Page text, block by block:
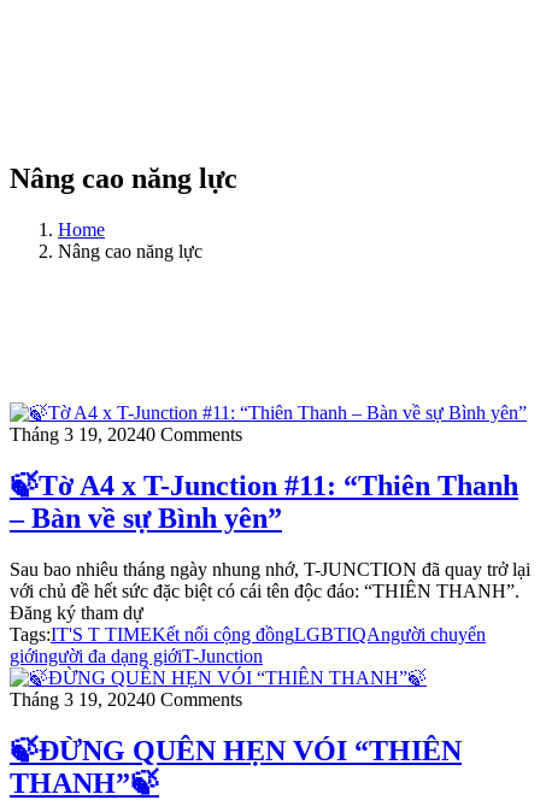
Nâng cao năng lực
Home
Nâng cao năng lực
Tháng 3 19, 20240 Comments
🍃Tờ A4 x T-Junction #11: “Thiên Thanh
– Bàn về sự Bình yên”
Sau bao nhiêu tháng ngày nhung nhớ, T-JUNCTION đã quay trở lại
với chủ đề hết sức đặc biệt có cái tên độc đáo: “THIÊN THANH”.
Đăng ký tham dự
Tags:IT'S T TIMEKết nối cộng đồngLGBTIQAngười chuyển
giớingười đa dạng giớiT-Junction
Tháng 3 19, 20240 Comments
🍃ĐỪNG QUÊN HẸN VÓI “THIÊN
THANH”🍃